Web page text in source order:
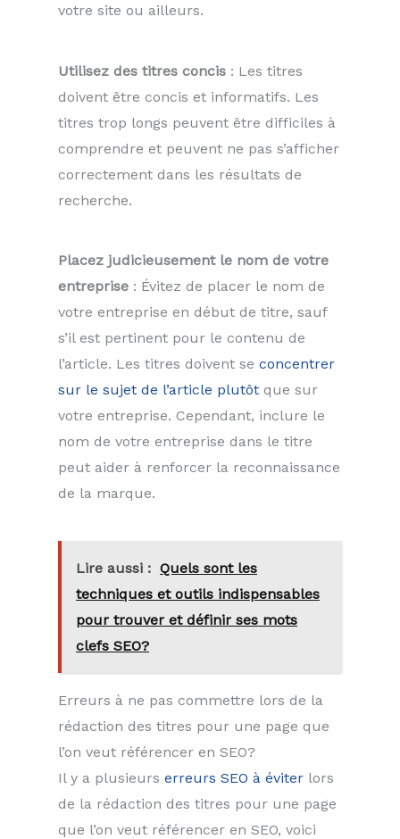
votre site ou ailleurs.
Utilisez des titres concis : Les titres
doivent être concis et informatifs. Les
titres trop longs peuvent être difficiles à
comprendre et peuvent ne pas s’afficher
correctement dans les résultats de
recherche.
Placez judicieusement le nom de votre
entreprise : Évitez de placer le nom de
votre entreprise en début de titre, sauf
s’il est pertinent pour le contenu de
l’article. Les titres doivent se concentrer
sur le sujet de l’article plutôt que sur
votre entreprise. Cependant, inclure le
nom de votre entreprise dans le titre
peut aider à renforcer la reconnaissance
de la marque.
Lire aussi : Quels sont les
techniques et outils indispensables
pour trouver et définir ses mots
clefs SEO?
Erreurs à ne pas commettre lors de la
rédaction des titres pour une page que
l’on veut référencer en SEO?
Il y a plusieurs erreurs SEO à éviter lors
de la rédaction des titres pour une page
que l’on veut référencer en SEO, voici